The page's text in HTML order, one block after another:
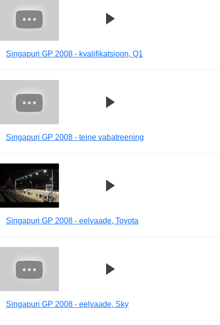
Singapuri GP 2008 - kvalifikatsioon, Q1
Singapuri GP 2008 - teine vabatreening
Singapuri GP 2008 - eelvaade, Toyota
Singapuri GP 2008 - eelvaade, Sky